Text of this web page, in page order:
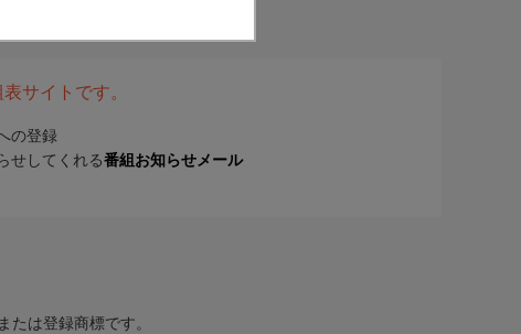
サイトです。
の登録
せしてくれる番組お知らせメール
たは登録商標です。